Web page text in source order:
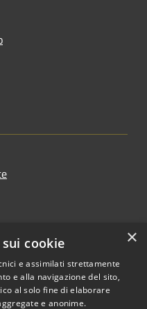
×
cookie
e assimilati strettamente
e alla navigazione del sito,
al solo fine di elaborare
e anonime.